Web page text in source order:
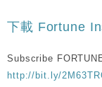
下載 Fortune
Subscribe
http://bit.ly/